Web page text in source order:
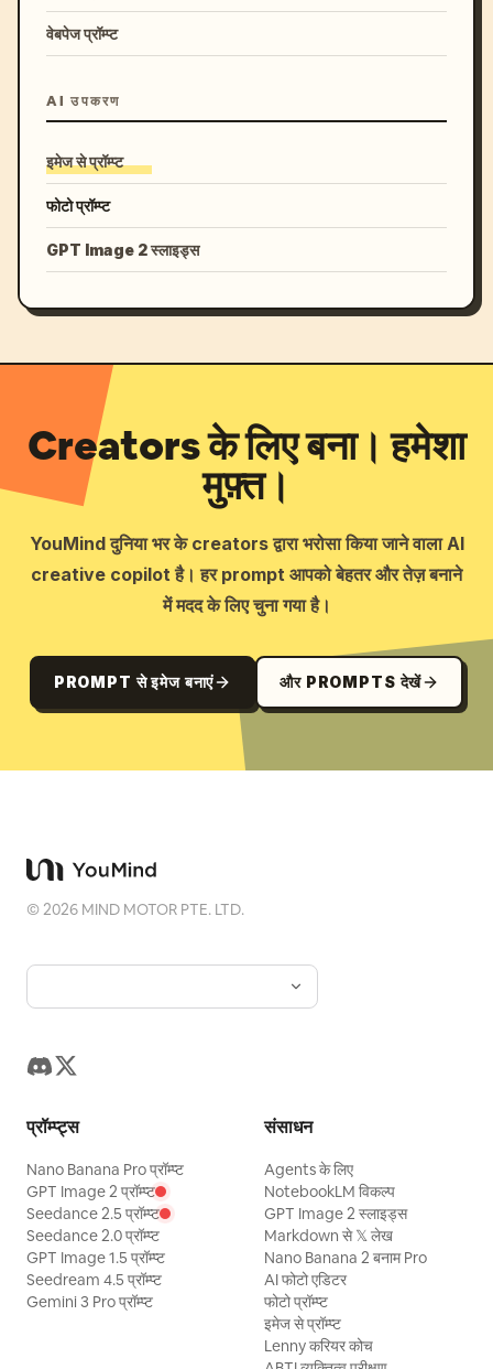
वेबपेज प्रॉम्प्ट
AI उपकरण
इमेज से प्रॉम्प्ट
फोटो प्रॉम्प्ट
GPT Image 2 स्लाइड्स
Creators के लिए बना। हमेशा
मुफ़्त।
YouMind दुनिया भर के creators द्वारा भरोसा किया जाने वाला AI
creative copilot है। हर prompt आपको बेहतर और तेज़ बनाने
में मदद के लिए चुना गया है।
PROMPT से इमेज बनाएं और PROMPTS देखें
©2026 MIND MOTOR PTE. LTD.
प्रॉम्प्ट्स
Nano Banana Pro प्रॉम्प्ट
GPT Image 2 प्रॉम्प्ट
Seedance 2.5 प्रॉम्प्ट
Seedance 2.0 प्रॉम्प्ट
GPT Image 1.5 प्रॉम्प्ट
Seedream 4.5 प्रॉम्प्ट
Gemini 3 Pro प्रॉम्प्ट
संसाधन
Agents के लिए
NotebookLM विकल्प
GPT Image 2 स्लाइड्स
Markdown से 𝕏 लेख
Nano Banana 2 बनाम Pro
AI फोटो एडिटर
फोटो प्रॉम्प्ट
इमेज से प्रॉम्प्ट
Lenny करियर कोच